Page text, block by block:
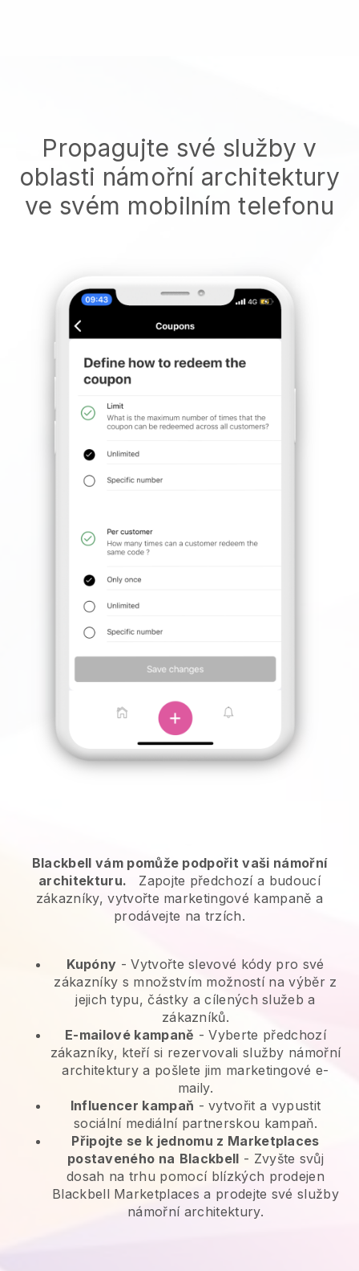
Propagujte své služby v
oblasti námořní architektury
ve svém mobilním telefonu
Blackbell vám pomůže podpořit vaši námořní
architekturu.
Zapojte předchozí a budoucí
zákazníky, vytvořte marketingové kampaně a
prodávejte na trzích.
Kupóny - Vytvořte slevové kódy pro své
zákazníky s množstvím možností na výběr z
jejich typu, částky a cílených služeb a
zákazníků.
E-mailové kampaně -Vyberte předchozí
zákazníky, kteří si rezervovali služby námořní
architektury a pošlete jim marketingové e-
maily.
Influencer kampaň - vytvořit a vypustit
sociální mediální partnerskou kampaň.
Připojte se k jednomu z Marketplaces
postaveného na Blackbell - Zvyšte svůj
dosah na trhu pomocí blízkých prodejen
Blackbell Marketplaces a prodejte své služby
námořní architektury.